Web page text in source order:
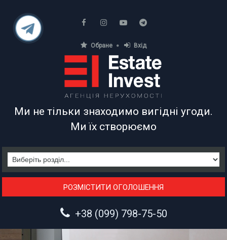
Обране Вхід
Ми не тільки знаходимо вигідні угоди.
Ми їх створюємо
РОЗМІСТИТИ ОГОЛОШЕННЯ
+38 (099) 798-75-50